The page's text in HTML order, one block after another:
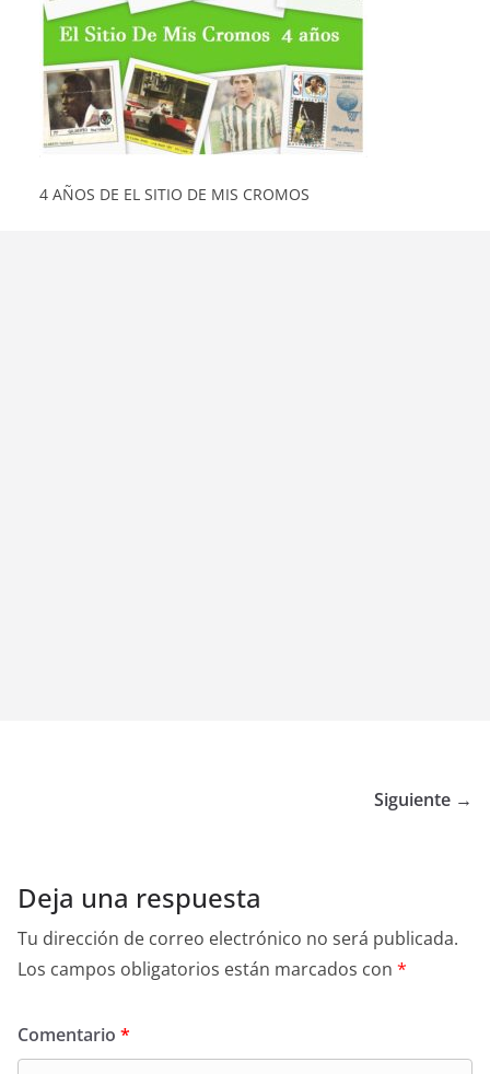
4 AÑOS DE EL SITIO DE MIS CROMOS
Siguiente →
Deja una respuesta
Tu dirección de correo electrónico no será publicada.
Los campos obligatorios están marcados con *
Comentario *